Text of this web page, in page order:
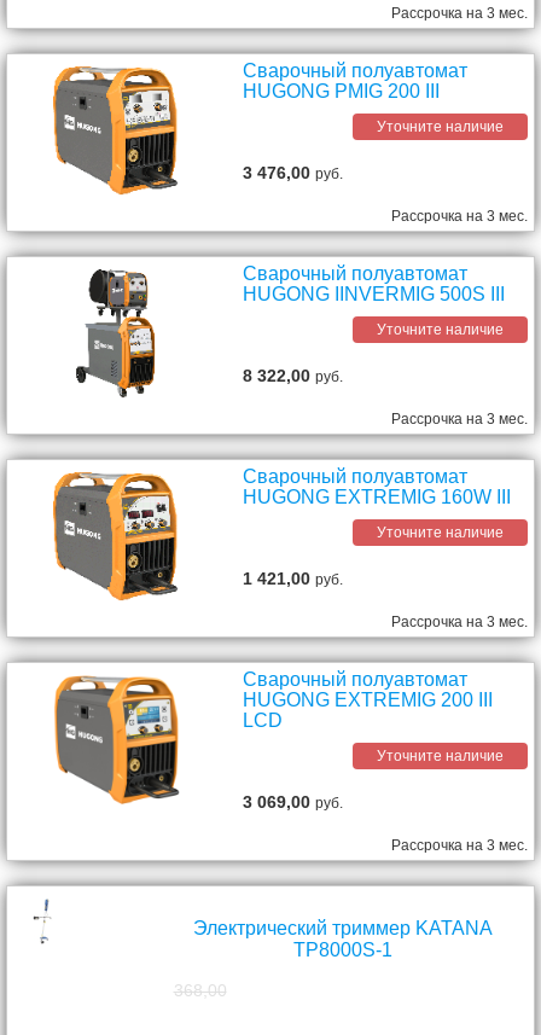
Рассрочка на 3 мес.
Сварочный полуавтомат
HUGONG PMIG 200 III
Уточните наличие
3 476,00руб.
Рассрочка на 3 мес.
Сварочный полуавтомат
HUGONG IINVERMIG 500S III
Уточните наличие
8 322,00руб.
Рассрочка на 3 мес.
Сварочный полуавтомат
HUGONG EXTREMIG 160W III
Уточните наличие
1 421,00руб.
Рассрочка на 3 мес.
Сварочный полуавтомат
HUGONG EXTREMIG 200 III
LCD
Уточните наличие
3 069,00руб.
Рассрочка на 3 мес.
Электрический триммер KATANA
TP8000S-1
368,00